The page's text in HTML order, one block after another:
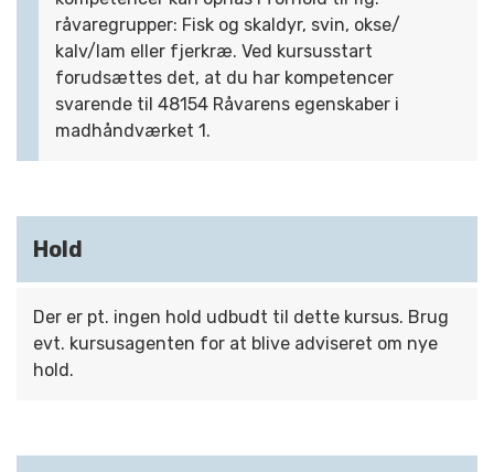
råvaregrupper: Fisk og skaldyr, svin, okse/
kalv/lam eller fjerkræ. Ved kursusstart
forudsættes det, at du har kompetencer
svarende til 48154 Råvarens egenskaber i
madhåndværket 1.
Hold
Der er pt. ingen hold udbudt til dette kursus. Brug
evt. kursusagenten for at blive adviseret om nye
hold.